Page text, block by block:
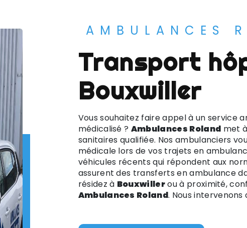
AMBULANCES
transport hôpital à
Bouxwiller
Vous souhaitez faire appel à un service
médicalisé ? Ambulances Roland met
sanitaires qualifiée. Nos ambulanciers
médicale lors de vos trajets en
véhicules récents qui répondent aux
assurent des transferts en ambulance
résidez à Bouxwillerou à proximité,
Ambulances Roland. Nous